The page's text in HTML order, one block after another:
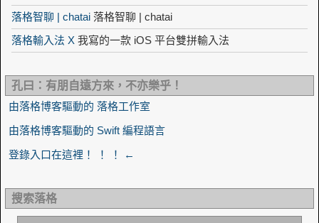
落格智聊 | chatai 落格智聊 | chatai
落格輸入法 X 我寫的一款 iOS 平台雙拼輸入法
孔曰：有朋自遠方來，不亦樂乎！
由落格博客驅動的 落格工作室
由落格博客驅動的 Swift 編程語言
登錄入口在這裡！ ！ ！ ←
搜索落格